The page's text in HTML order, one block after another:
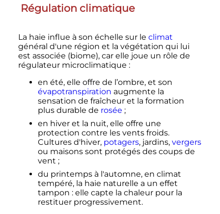
Régulation climatique
La haie influe à son échelle sur le climat
général d'une région et la végétation qui lui
est associée (biome), car elle joue un rôle de
régulateur microclimatique :
en été, elle offre de l’ombre, et son
évapotranspiration augmente la
sensation de fraîcheur et la formation
plus durable de rosée ;
en hiver et la nuit, elle offre une
protection contre les vents froids.
Cultures d'hiver, potagers, jardins, vergers
ou maisons sont protégés des coups de
vent ;
du printemps à l'automne, en climat
tempéré, la haie naturelle a un effet
tampon : elle capte la chaleur pour la
restituer progressivement.